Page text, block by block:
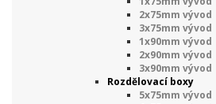
2x75mm vývod
3x75mm vývod
1x90mm vývod
2x90mm vývod
3x90mm vývod
Rozdělovací boxy
5x75mm vývod